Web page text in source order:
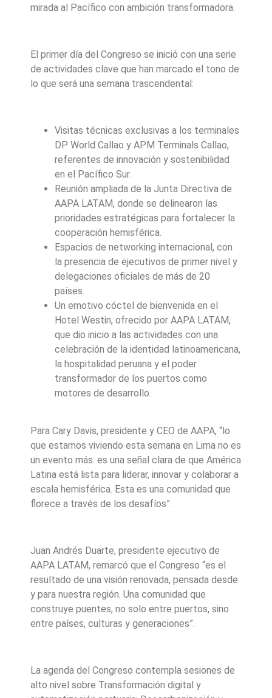
mirada al Pacífico con ambición transformadora.
El primer día del Congreso se inició con una serie
de actividades clave que han marcado el tono de
lo que será una semana trascendental:
Visitas técnicas exclusivas a los terminales
DP World Callao y APM Terminals Callao,
referentes de innovación y sostenibilidad
en el Pacífico Sur.
Reunión ampliada de la Junta Directiva de
AAPA LATAM, donde se delinearon las
prioridades estratégicas para fortalecer la
cooperación hemisférica.
Espacios de networking internacional, con
la presencia de ejecutivos de primer nivel y
delegaciones oficiales de más de 20
países.
Un emotivo cóctel de bienvenida en el
Hotel Westin, ofrecido por AAPA LATAM,
que dio inicio a las actividades con una
celebración de la identidad latinoamericana,
la hospitalidad peruana y el poder
transformador de los puertos como
motores de desarrollo.
Para Cary Davis, presidente y CEO de AAPA, “lo
que estamos viviendo esta semana en Lima no es
un evento más: es una señal clara de que América
Latina está lista para liderar, innovar y colaborar a
escala hemisférica. Esta es una comunidad que
florece a través de los desafíos”.
Juan Andrés Duarte, presidente ejecutivo de
AAPA LATAM, remarcó que el Congreso “es el
resultado de una visión renovada, pensada desde
y para nuestra región. Una comunidad que
construye puentes, no solo entre puertos, sino
entre países, culturas y generaciones”.
La agenda del Congreso contempla sesiones de
alto nivel sobre Transformación digital y